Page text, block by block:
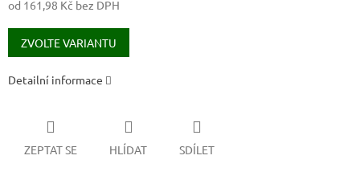
od 161,98 Kč bez DPH
Měrná
cena:
ZVOLTE VARIANTU
Detailní informace
ZEPTAT SE HLÍDAT SDÍLET